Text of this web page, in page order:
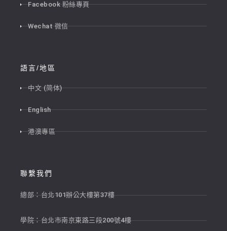
Facebook 粉絲專頁
Wechat 微信
語言/地區
中文 (简体)
English
港澳專區
聯繫我們
總部：台北101辦公大樓第37樓
學院：台北市南京東路三段200號4樓